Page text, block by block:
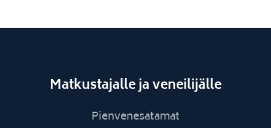
Matkustajalle ja veneilijälle
Pienvenesatamat